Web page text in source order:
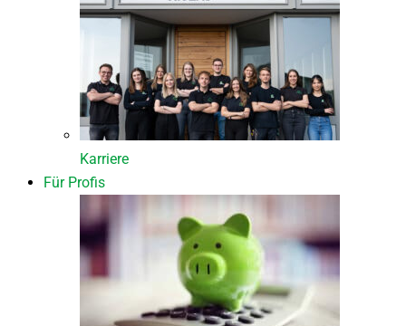
Karriere
Für Profis